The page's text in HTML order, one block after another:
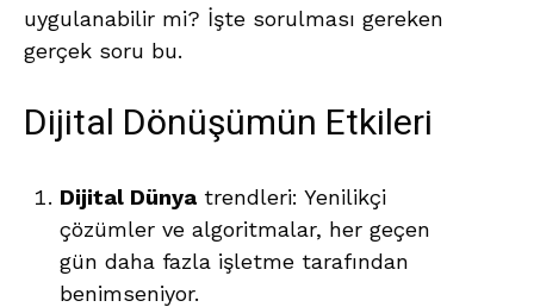
uygulanabilir mi? İşte sorulması gereken
gerçek soru bu.
Dijital Dönüşümün Etkileri
Dijital Dünya trendleri: Yenilikçi
çözümler ve algoritmalar, her geçen
gün daha fazla işletme tarafından
benimseniyor.